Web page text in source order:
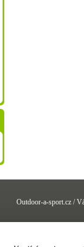
Outdoor-a-sport.cz /